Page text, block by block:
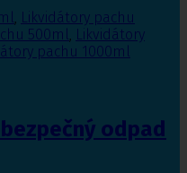
, Likvidátory pachu
500ml, Likvidátory
pachu 1000ml
odpad